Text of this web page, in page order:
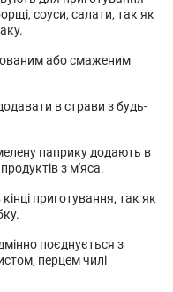
соуси, салати, так як
або смаженим
в страви з будь-
паприку додають в
з м'яса.
приготування, так як
поєднується з
перцем чилі